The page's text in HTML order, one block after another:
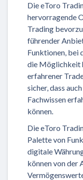
Die eToro
hervorragende
Trading
führender
Funktionen, bei
die Möglichkeit
erfahrener
sicher, dass
Fachwissen
können.
Die eToro
Palette von
digitale
können von der